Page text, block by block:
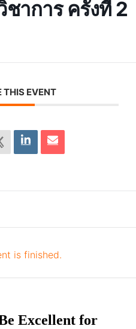
าการ ครั้งที่ 2
THIS EVENT
is finished.
Excellent for